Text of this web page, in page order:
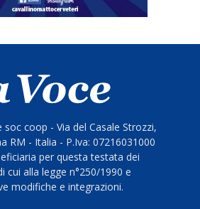
soc coop - Via del Casale Strozzi,
RM - Italia - P.Iva: 07216031000
per questa testata dei
cui alla legge n°250/1990 e
modifiche e integrazioni.